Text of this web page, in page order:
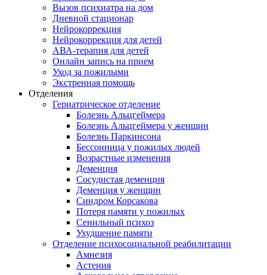
Вызов психиатра на дом
Дневной стационар
Нейрокоррекция
Нейрокоррекция для детей
АВА-терапия для детей
Онлайн запись на прием
Уход за пожилыми
Экстренная помощь
Отделения
Гериатрическое отделение
Болезнь Альцгеймера
Болезнь Альцгеймера у женщин
Болезнь Паркинсона
Бессонница у пожилых людей
Возрастные изменения
Деменция
Сосудистая деменция
Деменция у женщин
Синдром Корсакова
Потеря памяти у пожилых
Сенильный психоз
Ухудшение памяти
Отделение психосоциальной реабилитации
Амнезия
Астения